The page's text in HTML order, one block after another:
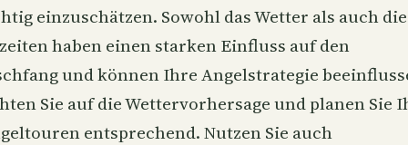
einzuschätzen. Sowohl das Wetter als auch die
haben einen starken Einfluss auf den
und können Ihre Angelstrategie
Sie auf die Wettervorhersage und planen Sie
entsprechend. Nutzen Sie auch